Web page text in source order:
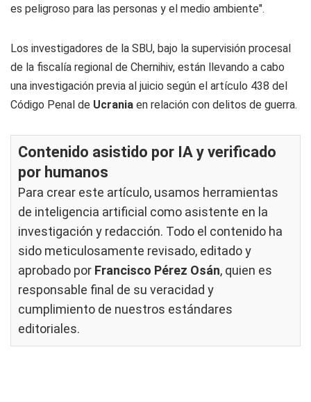
es peligroso para las personas y el medio ambiente".
Los investigadores de la SBU, bajo la supervisión procesal
de la fiscalía regional de Chernihiv, están llevando a cabo
una investigación previa al juicio según el artículo 438 del
Código Penal de Ucrania en relación con delitos de guerra.
Contenido asistido por IA y verificado
por humanos
Para crear este artículo, usamos herramientas
de inteligencia artificial como asistente en la
investigación y redacción. Todo el contenido ha
sido meticulosamente revisado, editado y
aprobado por Francisco Pérez Osán, quien es
responsable final de su veracidad y
cumplimiento de nuestros estándares
editoriales.